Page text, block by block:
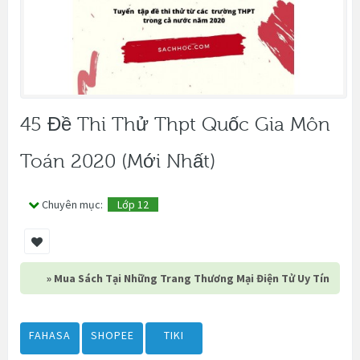
45 Đề Thi Thử Thpt Quốc Gia Môn
Toán 2020 (mới Nhất)
Chuyên mục: Lớp 12
» Mua Sách Tại Những Trang Thương Mại Điện Tử Uy Tín
FAHASA SHOPEE TIKI